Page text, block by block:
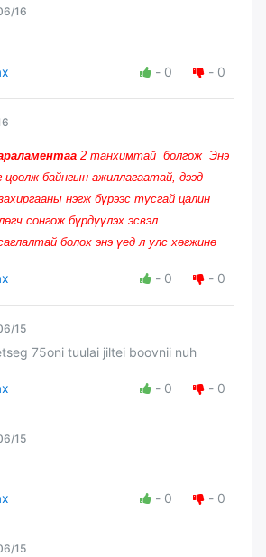
16
- 0 - 0
2 танхимтай болгож Энэ
цөөлж байнгын ажиллагаатай, дээд
нэгж бүрээс тусгай цалин
сонгож бүрдүүлэх эсвэл
болох энэ үед л улс хөгжинө
- 0 - 0
15
75oni tuulai jiltei boovnii nuh
- 0 - 0
15
- 0 - 0
15